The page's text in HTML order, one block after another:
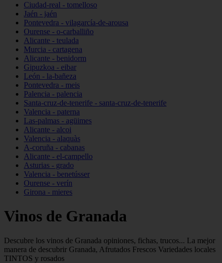
Ciudad-real - tomelloso
Jaén - jaén
Pontevedra - vilagarcía-de-arousa
Ourense - o-carballiño
Alicante - teulada
Murcia - cartagena
Alicante - benidorm
Gipuzkoa - eibar
León - la-bañeza
Pontevedra - meis
Palencia - palencia
Santa-cruz-de-tenerife - santa-cruz-de-tenerife
Valencia - paterna
Las-palmas - agüimes
Alicante - alcoi
Valencia - alaquàs
A-coruña - cabanas
Alicante - el-campello
Asturias - grado
Valencia - benetússer
Ourense - verín
Girona - mieres
Vinos de Granada
Descubre los vinos de Granada opiniones, fichas, trucos... La mejor
manera de descubrir Granada, Afrutados Frescos Variedades locales
TINTOS y rosados